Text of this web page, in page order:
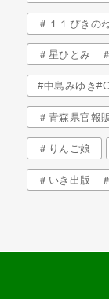
＃１１ぴきの
＃星ひとみ
#中島みゆき
＃青森県官報
＃りんご娘
＃いき出版